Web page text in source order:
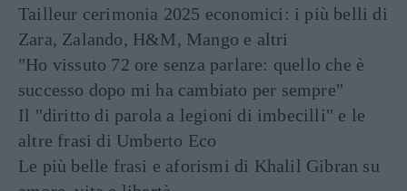
Tailleur cerimonia 2025 economici: i più belli di
Zara, Zalando, H&M, Mango e altri
"Ho vissuto 72 ore senza parlare: quello che è
successo dopo mi ha cambiato per sempre"
Il "diritto di parola a legioni di imbecilli" e le
altre frasi di Umberto Eco
Le più belle frasi e aforismi di Khalil Gibran su